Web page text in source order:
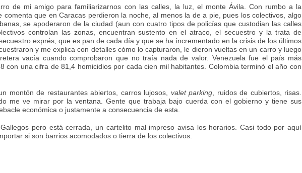
de mi amigo para familiarizarnos con las calles, la luz, el monte Ávila. Con rumbo a la
comenta que en Caracas perdieron la noche, al menos la de a pie, pues los colectivos, algo
se apoderaron de la ciudad (aun con cuatro tipos de policías que custodian las calles
controlan las zonas, encuentran sustento en el atraco, el secuestro y la trata de
exprés, que es pan de cada día y que se ha incrementado en la crisis de los últimos
y me explica con detalles cómo lo capturaron, le dieron vueltas en un carro y luego
vacía cuando comprobaron que no traía nada de valor. Venezuela fue el país más
con una cifra de 81,4 homicidios por cada cien mil habitantes. Colombia terminó el año con
montón de restaurantes abiertos, carros lujosos, valet parking, ruidos de cubiertos, risas.
me ve mirar por la ventana. Gente que trabaja bajo cuerda con el gobierno y tiene sus
económica o justamente a consecuencia de esta.
pero está cerrada, un cartelito mal impreso avisa los horarios. Casi todo por aquí
si son barrios acomodados o tierra de los colectivos.